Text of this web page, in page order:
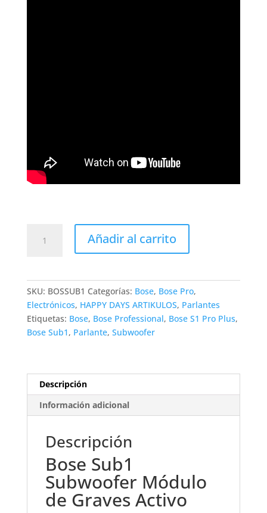
Bose
Graves
Activo
para
S1
cantidad
Añadir al carrito
SKU: BOSSUB1 Categorías: Bose, Bose Pro,
Electrónicos, HAPPY DAYS ARTIKULOS, Parlantes
Etiquetas: Bose, Bose Professional, Bose S1 Pro Plus,
Bose Sub1, Parlante, Subwoofer
Descripción
Información adicional
Descripción
Bose Sub1
Subwoofer Módulo
de Graves Activo